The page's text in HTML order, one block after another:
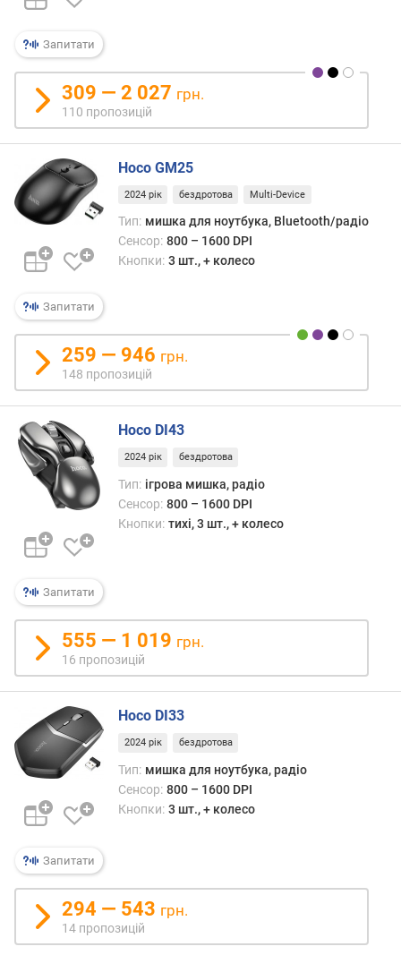
I
м
к
.
р
о
з
д
л
ь
а
а
н
і
с
т
ь
с
н
с
р
а
D
м
а
к
с
.
р
и
с
к
о
р
Запитати
309 — 2 027 грн.
110 пропозицій
Запитати
Hoco GM25
2024 рік бездротова Multi-Device
Тип: мишка для ноутбука, Bluetooth/радіо
Сенсор: 800 – 1600 DPI
Кнопки: 3 шт., + колесо
259 — 946 грн.
148 пропозицій
Запитати
Hoco DI43
2024 рік бездротова
Тип: ігрова мишка, радіо
Сенсор: 800 – 1600 DPI
Кнопки: тихі, 3 шт., + колесо
555 — 1 019 грн.
16 пропозицій
Запитати
Hoco DI33
2024 рік бездротова
Тип: мишка для ноутбука, радіо
Сенсор: 800 – 1600 DPI
Кнопки: 3 шт., + колесо
294 — 543 грн.
14 пропозицій